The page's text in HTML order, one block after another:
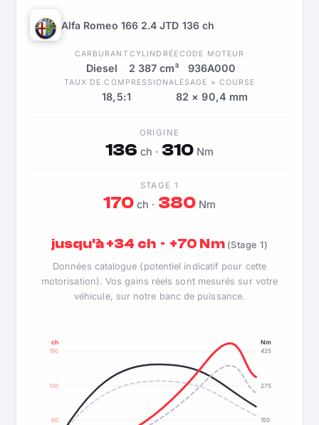
Alfa Romeo 166 2.4 JTD 136 ch
CARBURANT
Diesel
CYLINDRÉE
2 387 cm³
CODE MOTEUR
936A000
TAUX DE COMPRESSION
18,5:1
ALÉSAGE × COURSE
82 × 90,4 mm
ORIGINE
136 ch · 310Nm
STAGE 1
170 ch · 380Nm
jusqu'à +34 ch · +70 Nm (Stage 1)
Données catalogue (potentiel indicatif pour cette
motorisation). Vos gains réels sont mesurés sur votre
véhicule, sur notre banc de puissance.
60
130
190
150
275
425
ch Nm